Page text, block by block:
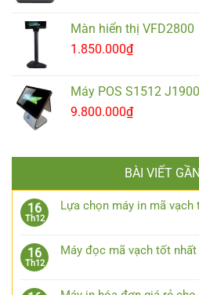
Màn hiển thị VFD2800
1.850.000₫
Máy POS S1512 J1900
9.800.000₫
BÀI VIẾT
16
Th12
Lựa chọn máy in mã vạch
16
Th12
Máy đọc mã vạch tốt